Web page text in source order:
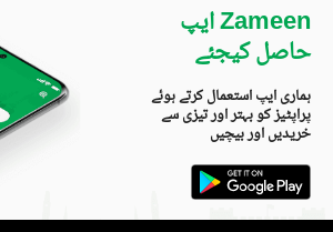
Zameen ایپ
حاصل کیجئے
ہماری ایپ استعمال کرتے ہوئے
پراپٹیز کو بہتر اور تیزی سے
خریدیں اور بیچیں